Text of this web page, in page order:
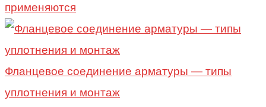
применяются
Фланцевое соединение арматуры — типы
уплотнения и монтаж